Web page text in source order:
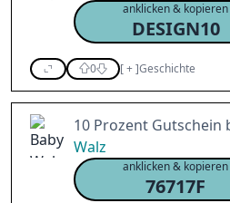
anklicken & kopieren
DESIGN10
0 [+]Geschichte
10 Prozent Gutschein
Walz
anklicken & kopieren
76717F